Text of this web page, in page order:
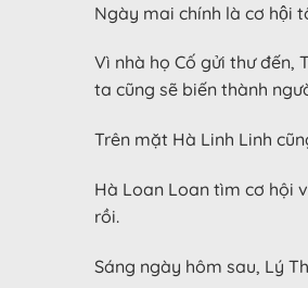
Ngày mai chính là cơ hội
Vì nhà họ Cố gửi thư đến,
ta cũng sẽ biến thành
Trên mặt Hà Linh Linh
Hà Loan Loan tìm cơ hội
rồi.
Sáng ngày hôm sau, Lý